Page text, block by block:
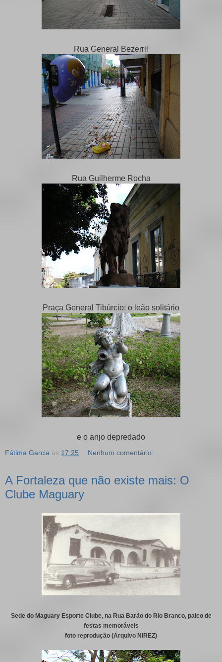
Rua General Bezerril
Rua Guilherme Rocha
Praça General Tibúrcio: o leão solitário
e o anjo depredado
Fátima Garcia às 17:25 Nenhum comentário:
A Fortaleza que não existe mais: O
Clube Maguary
Sede do Maguary Esporte Clube, na Rua Barão do Rio Branco, palco de
festas memoráveis
foto reprodução (Arquivo NIREZ)